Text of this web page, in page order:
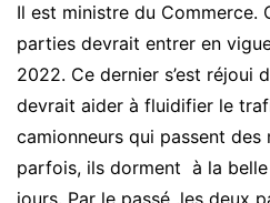
Il est ministre du Commerce.
parties devrait entrer en
2022. Ce dernier s’est réjoui
devrait aider à fluidifier le
camionneurs qui passent
parfois, ils dorment à la